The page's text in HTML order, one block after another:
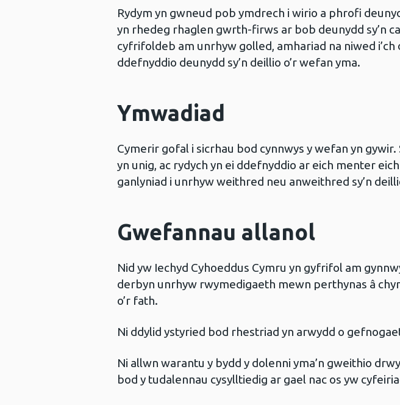
Rydym yn gwneud pob ymdrech i wirio a phrofi
yn rhedeg rhaglen gwrth-firws ar bob deunydd sy’n
cyfrifoldeb am unrhyw golled, amhariad na niwed
ddefnyddio deunydd sy’n deillio o’r wefan yma.
Ymwadiad
Cymerir gofal i sicrhau bod cynnwys y wefan yn
yn unig, ac rydych yn ei ddefnyddio ar eich menter
ganlyniad i unrhyw weithred neu anweithred sy’n
Gwefannau allanol
Nid yw Iechyd Cyhoeddus Cymru yn gyfrifol am
derbyn unrhyw rwymedigaeth mewn perthynas â
o’r fath.
Ni ddylid ystyried bod rhestriad yn arwydd o
Ni allwn warantu y bydd y dolenni yma’n gweithio
bod y tudalennau cysylltiedig ar gael nac os yw